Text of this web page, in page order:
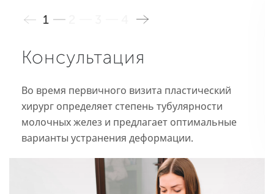
1
Консультация
Во время первичного визита пластический
хирург определяет степень тубулярности
молочных желез и предлагает оптимальные
варианты устранения деформации.